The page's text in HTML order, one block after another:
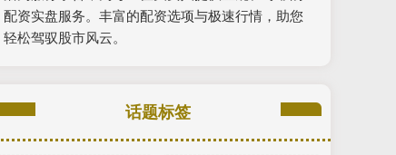
配资实盘服务。丰富的配资选项与极速行情，助您
轻松驾驭股市风云。
话题标签